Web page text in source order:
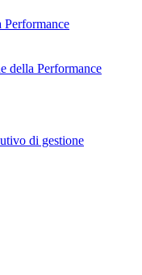
Performance
della Performance
di gestione